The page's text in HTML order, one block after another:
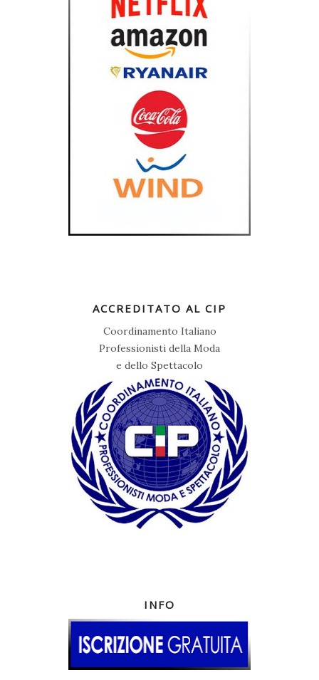
ACCREDITATO AL CIP
Coordinamento Italiano
Professionisti della Moda
e dello Spettacolo
INFO